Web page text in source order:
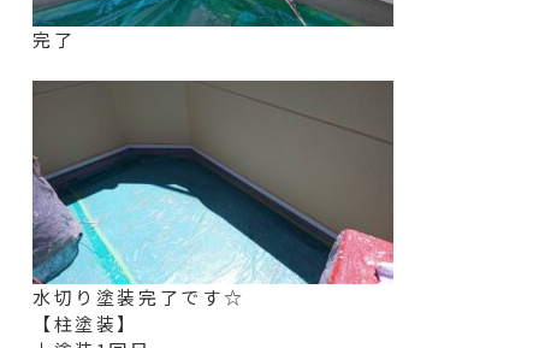
完了
水切り塗装完了です☆
【柱塗装】